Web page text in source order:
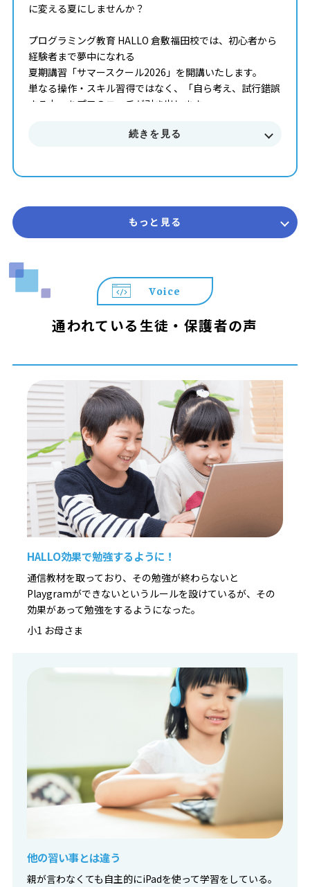
に変える夏にしませんか？
プログラミング教育 HALLO 倉敷福田校では、初心者から
経験者まで夢中になれる
夏期講習「サマースクール2026」を開講いたします。
単なる操作・スキル習得ではなく、「自ら考え、試行錯誤
する力」をプロのコーチが引き出します。
■■■ サマースクール2026 概要 ■■■
参加費 14,850円（税込） ※教室によって実施状況や
開講日が異なります。詳しくは教室までお問合せくださ
＼＼ プログラミング教育 HALLOが選ばれる3つの理由 ／
／
世界標準の教材「Playgram」を使用。ゲーム感覚で楽し
◆ 置いていかない「個別コーチング」
お子さまの個性や理解度に合わせた最適な声掛けを実施。
納得いくまで自分の作品作りに没頭できる環境です。
◆ 算数や国語にも通じる「思考の土台」作り
プログラミングで養われる「順序立てて考える力」は、算
数や国語など学校の勉強すべてに通じる一生モノの武器に
なります。
【まずはお気軽に無料体験へ！】
▼お申込み・詳細はこちら
https://pr1.yarukiswitch.jp/lp/hal/summer/
続きを見る
もっと見る
Voice
通われている生徒・保護者の声
HALLO効果で勉強するように！
通信教材を取っており、その勉強が終わらないと
Playgramができないというルールを設けているが、その
効果があって勉強をするようになった。
小1 お母さま
他の習い事とは違う
親が言わなくても自主的にiPadを使って学習をしている。